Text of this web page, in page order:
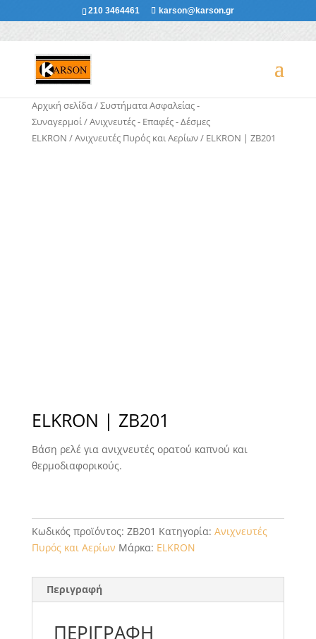
210 3464461 karson@karson.gr
Αρχική σελίδα/Συστήματα Ασφαλείας -
Συναγερμοί/Ανιχνευτές - Επαφές - Δέσμες
ELKRON /Ανιχνευτές Πυρός και Αερίων/ ELKRON | ZB201
ELKRON | ZB201
Βάση ρελέ για ανιχνευτές ορατού καπνού και
θερμοδιαφορικούς.
Κωδικός προϊόντος: ZB201 Κατηγορία: Ανιχνευτές
Πυρός και Αερίων Μάρκα: ELKRON
Περιγραφή
ΠΕΡΙΓΡΑΦΉ